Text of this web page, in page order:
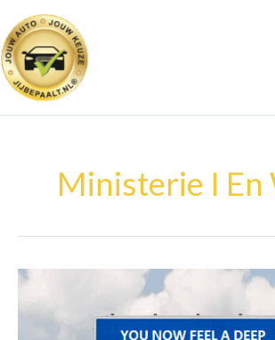
naar
de
inhoud
Ministerie I En